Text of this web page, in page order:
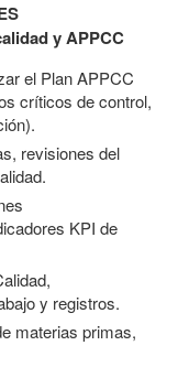
y APPCC
el Plan APPCC
críticos de control,
revisiones del
KPI de
y registros.
materias primas,